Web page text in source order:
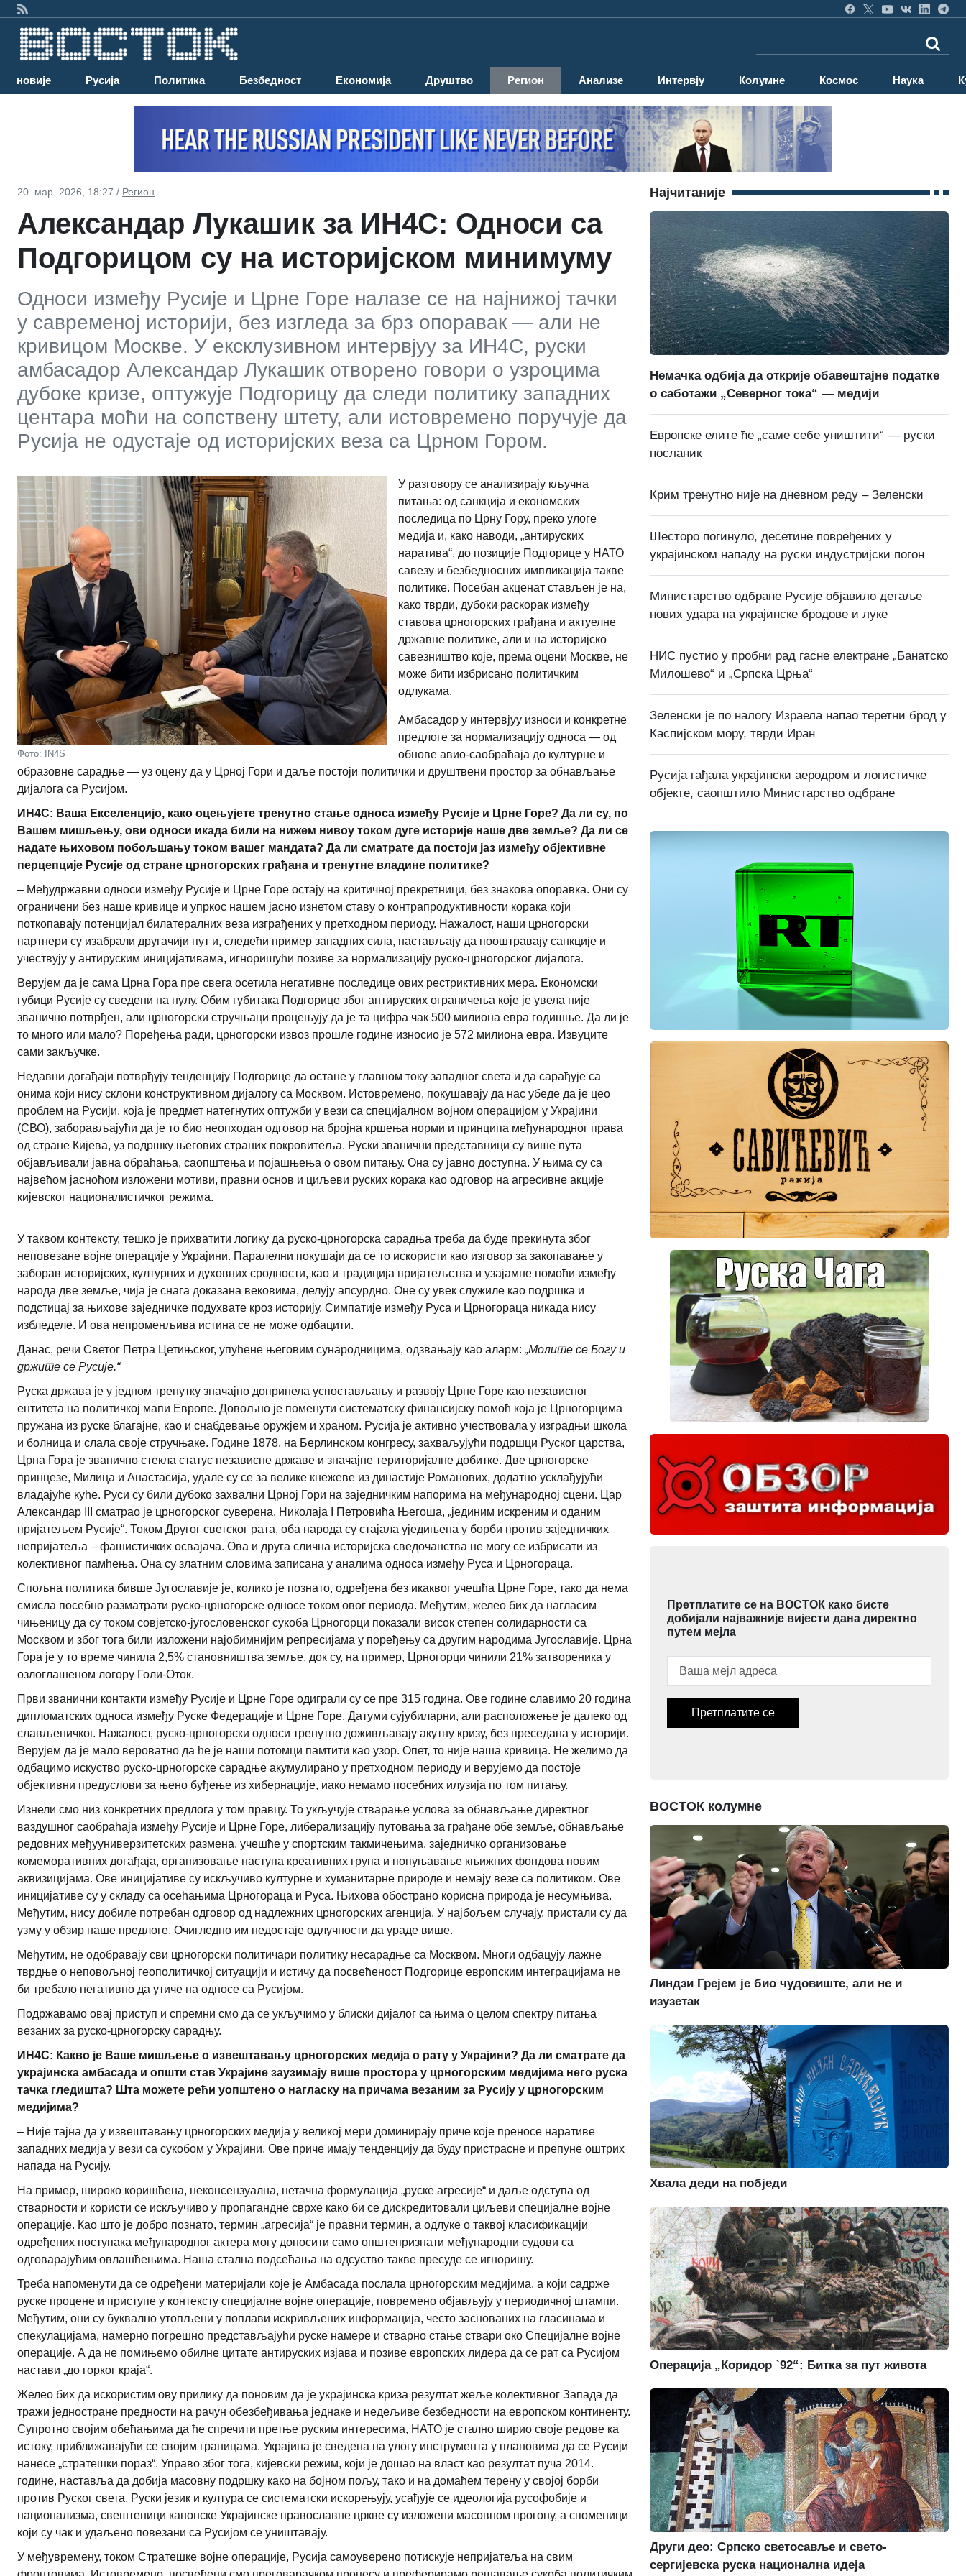
Најновије Русија Политика Безбедност Економија Друштво Регион Анализе Интервју Колумне Космос Наука
20. мар. 2026, 18:27 / Регион
Александар Лукашик за ИН4С: Односи са
Подгорицом су на историјском минимуму
Односи између Русије и Црне Горе налазе се на најнижој тачки
у савременој историји, без изгледа за брз опоравак — али не
кривицом Москве. У ексклузивном интервјуу за ИН4С, руски
амбасадор Александар Лукашик отворено говори о узроцима
дубоке кризе, оптужује Подгорицу да следи политику западних
центара моћи на сопствену штету, али истовремено поручује да
Русија не одустаје од историјских веза са Црном Гором.
Фото: IN4S
У разговору се анализирају кључна
питања: од санкција и економских
последица по Црну Гору, преко улоге
медија и, како наводи, „антируских
наратива“, до позиције Подгорице у НАТО
савезу и безбедносних импликација такве
политике. Посебан акценат стављен је на,
како тврди, дубоки раскорак између
ставова црногорских грађана и актуелне
државне политике, али и на историјско
савезништво које, према оцени Москве, не
може бити избрисано политичким
одлукама.
Амбасадор у интервјуу износи и конкретне
предлоге за нормализацију односа — од
обнове авио-саобраћаја до културне и
образовне сарадње — уз оцену да у Црној Гори и даље постоји политички и друштвени простор за обнављање
дијалога са Русијом.
ИН4С: Ваша Екселенцијо, како оцењујете тренутно стање односа између Русије и Црне Горе? Да ли су, по
Вашем мишљењу, ови односи икада били на нижем нивоу током дуге историје наше две земље? Да ли се
надате њиховом побољшању током вашег мандата? Да ли сматрате да постоји јаз између објективне
перцепције Русије од стране црногорских грађана и тренутне владине политике?
– Међудржавни односи између Русије и Црне Горе остају на критичној прекретници, без знакова опоравка. Они су
ограничени без наше кривице и упркос нашем јасно изнетом ставу о контрапродуктивности корака који
поткопавају потенцијал билатералних веза изграђених у претходном периоду. Нажалост, наши црногорски
партнери су изабрали другачији пут и, следећи пример западних сила, настављају да пооштравају санкције и
учествују у антируским иницијативама, игноришући позиве за нормализацију руско-црногорског дијалога.
Верујем да је сама Црна Гора пре свега осетила негативне последице ових рестриктивних мера. Економски
губици Русије су сведени на нулу. Обим губитака Подгорице због антируских ограничења које је увела није
званично потврђен, али црногорски стручњаци процењују да је та цифра чак 500 милиона евра годишње. Да ли је
то много или мало? Поређења ради, црногорски извоз прошле године износио је 572 милиона евра. Извуците
сами закључке.
Недавни догађаји потврђују тенденцију Подгорице да остане у главном току западног света и да сарађује са
онима који нису склони конструктивном дијалогу са Москвом. Истовремено, покушавају да нас убеде да је цео
проблем на Русији, која је предмет натегнутих оптужби у вези са специјалном војном операцијом у Украјини
(СВО), заборављајући да је то био неопходан одговор на бројна кршења норми и принципа међународног права
од стране Кијева, уз подршку његових страних покровитеља. Руски званични представници су више пута
објављивали јавна обраћања, саопштења и појашњења о овом питању. Она су јавно доступна. У њима су са
највећом јасноћом изложени мотиви, правни основ и циљеви руских корака као одговор на агресивне акције
кијевског националистичког режима.
У таквом контексту, тешко је прихватити логику да руско-црногорска сарадња треба да буде прекинута због
неповезане војне операције у Украјини. Паралелни покушаји да се то искористи као изговор за закопавање у
заборав историјских, културних и духовних сродности, као и традиција пријатељства и узајамне помоћи између
народа две земље, чија је снага доказана вековима, делују апсурдно. Оне су увек служиле као подршка и
подстицај за њихове заједничке подухвате кроз историју. Симпатије између Руса и Црногораца никада нису
избледеле. И ова непроменљива истина се не може одбацити.
Данас, речи Светог Петра Цетињског, упућене његовим сународницима, одзвањају као аларм: „Молите се Богу и
држите се Русије.“
Руска држава је у једном тренутку значајно допринела успостављању и развоју Црне Горе као независног
ентитета на политичкој мапи Европе. Довољно је поменути систематску финансијску помоћ која је Црногорцима
пружана из руске благајне, као и снабдевање оружјем и храном. Русија је активно учествовала у изградњи школа
и болница и слала своје стручњаке. Године 1878, на Берлинском конгресу, захваљујући подршци Руског царства,
Црна Гора је званично стекла статус независне државе и значајне територијалне добитке. Две црногорске
принцезе, Милица и Анастасија, удале су се за велике кнежеве из династије Романових, додатно усклађујући
владајуће куће. Руси су били дубоко захвални Црној Гори на заједничким напорима на међународној сцени. Цар
Александар III сматрао је црногорског суверена, Николаја I Петровића Његоша, „јединим искреним и оданим
пријатељем Русије“. Током Другог светског рата, оба народа су стајала уједињена у борби против заједничких
непријатеља – фашистичких освајача. Ова и друга слична историјска сведочанства не могу се избрисати из
колективног памћења. Она су златним словима записана у аналима односа између Руса и Црногораца.
Спољна политика бивше Југославије је, колико је познато, одређена без икаквог учешћа Црне Горе, тако да нема
смисла посебно разматрати руско-црногорске односе током овог периода. Међутим, желео бих да нагласим
чињеницу да су током совјетско-југословенског сукоба Црногорци показали висок степен солидарности са
Москвом и због тога били изложени најобимнијим репресијама у поређењу са другим народима Југославије. Црна
Гора је у то време чинила 2,5% становништва земље, док су, на пример, Црногорци чинили 21% затвореника у
озлоглашеном логору Голи-Оток.
Први званични контакти између Русије и Црне Горе одиграли су се пре 315 година. Ове године славимо 20 година
дипломатских односа између Руске Федерације и Црне Горе. Датуми сујубиларни, али расположење је далеко од
слављеничког. Нажалост, руско-црногорски односи тренутно доживљавају акутну кризу, без преседана у историји.
Верујем да је мало вероватно да ће је наши потомци памтити као узор. Опет, то није наша кривица. Не желимо да
одбацимо искуство руско-црногорске сарадње акумулирано у претходном периоду и верујемо да постоје
објективни предуслови за њено буђење из хибернације, иако немамо посебних илузија по том питању.
Изнели смо низ конкретних предлога у том правцу. То укључује стварање услова за обнављање директног
ваздушног саобраћаја између Русије и Црне Горе, либерализацију путовања за грађане обе земље, обнављање
редовних међууниверзитетских размена, учешће у спортским такмичењима, заједничко организовање
комеморативних догађаја, организовање наступа креативних група и попуњавање књижних фондова новим
аквизицијама. Ове иницијативе су искључиво културне и хуманитарне природе и немају везе са политиком. Ове
иницијативе су у складу са осећањима Црногораца и Руса. Њихова обострано корисна природа је несумњива.
Међутим, нису добиле потребан одговор од надлежних црногорских агенција. У најбољем случају, пристали су да
узму у обзир наше предлоге. Очигледно им недостаје одлучности да ураде више.
Међутим, не одобравају сви црногорски политичари политику несарадње са Москвом. Многи одбацују лажне
тврдње о неповољној геополитичкој ситуацији и истичу да посвећеност Подгорице европским интеграцијама не
би требало негативно да утиче на односе са Русијом.
Подржавамо овај приступ и спремни смо да се укључимо у блиски дијалог са њима о целом спектру питања
везаних за руско-црногорску сарадњу.
ИН4С: Какво је Ваше мишљење о извештавању црногорских медија о рату у Украјини? Да ли сматрате да
украјинска амбасада и општи став Украјине заузимају више простора у црногорским медијима него руска
тачка гледишта? Шта можете рећи уопштено о нагласку на причама везаним за Русију у црногорским
медијима?
– Није тајна да у извештавању црногорских медија у великој мери доминирају приче које преносе наративе
западних медија у вези са сукобом у Украјини. Ове приче имају тенденцију да буду пристрасне и препуне оштрих
напада на Русију.
На пример, широко коришћена, неконсензуална, нетачна формулација „руске агресије“ и даље одступа од
стварности и користи се искључиво у пропагандне сврхе како би се дискредитовали циљеви специјалне војне
операције. Као што је добро познато, термин „агресија“ је правни термин, а одлуке о таквој класификацији
одређених поступака међународног актера могу доносити само општепризнати међународни судови са
одговарајућим овлашћењима. Наша стална подсећања на одсуство такве пресуде се игноришу.
Треба напоменути да се одређени материјали које је Амбасада послала црногорским медијима, а који садрже
руске процене и приступе у контексту специјалне војне операције, повремено објављују у периодичној штампи.
Међутим, они су буквално утопљени у поплави искривљених информација, често заснованих на гласинама и
спекулацијама, намерно погрешно представљајући руске намере и стварно стање ствари око Специјалне војне
операције. А да не помињемо обилне цитате антируских изјава и позиве европских лидера да се рат са Русијом
настави „до горког краја“.
Желео бих да искористим ову прилику да поновим да је украјинска криза резултат жеље колективног Запада да
тражи једностране предности на рачун обезбеђивања једнаке и недељиве безбедности на европском континенту.
Супротно својим обећањима да ће спречити претње руским интересима, НАТО је стално ширио своје редове ка
истоку, приближавајући се својим границама. Украјина је сведена на улогу инструмента у плановима да се Русији
нанесе „стратешки пораз“. Управо због тога, кијевски режим, који је дошао на власт као резултат пуча 2014.
године, наставља да добија масовну подршку како на бојном пољу, тако и на домаћем терену у својој борби
против Руског света. Руски језик и култура се систематски искорењују, усађује се идеологија русофобије и
национализма, свештеници канонске Украјинске православне цркве су изложени масовном прогону, а споменици
који су чак и удаљено повезани са Русијом се уништавају.
У међувремену, током Стратешке војне операције, Русија самоуверено потискује непријатеља на свим
Најчитаније
Немачка одбија да открије обавештајне податке
о саботажи „Северног тока“ — медији
Европске елите ће „саме себе уништити“ — руски
посланик
Крим тренутно није на дневном реду – Зеленски
Шесторо погинуло, десетине повређених у
украјинском нападу на руски индустријски погон
Министарство одбране Русије објавило детаље
нових удара на украјинске бродове и луке
НИС пустио у пробни рад гасне електране „Банатско
Милошево“ и „Српска Црња“
Зеленски је по налогу Израела напао теретни брод у
Каспијском мору, тврди Иран
Русија гађала украјински аеродром и логистичке
објекте, саопштило Министарство одбране
Претплатите се на ВОСТОК како бисте
добијали најважније вијести дана директно
путем мејла
Претплатите се
ВОСТОК колумне
Линдзи Грејем је био чудовиште, али не и
изузетак
Хвала деди на побједи
Операција „Коридор `92“: Битка за пут живота
Други део: Српско светосавље и свето-
сергијевска руска национална идеја